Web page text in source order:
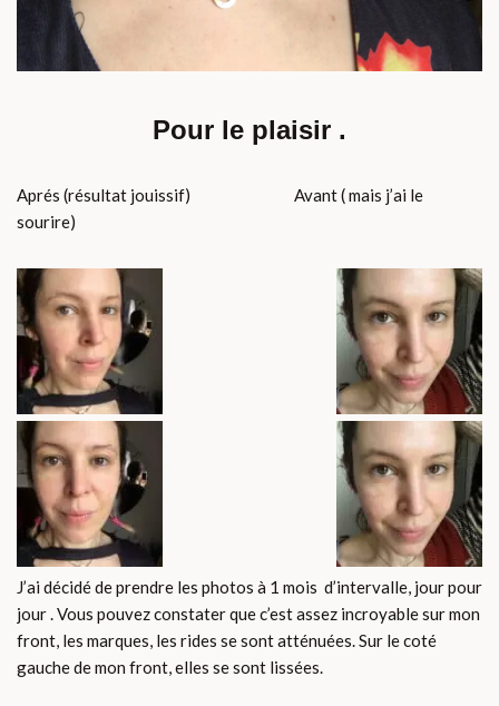
Pour le plaisir .
Aprés (résultat jouissif) Avant ( mais j’ai le
sourire)
J’ai décidé de prendre les photos à 1 mois d’intervalle, jour pour
jour . Vous pouvez constater que c’est assez incroyable sur mon
front, les marques, les rides se sont atténuées. Sur le coté
gauche de mon front, elles se sont lissées.